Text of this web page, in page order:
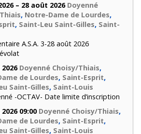
– 28 août 2026 Doyenné
, Notre-Dame de Lourdes,
, Saint-Leu Saint-Gilles, Saint-
A.S.A. 3-28 août 2026
Doyenné Choisy/Thiais,
de Lourdes, Saint-Esprit,
Saint-Gilles, Saint-Louis
-OCTAV- Date limite d’inscription
09:00 Doyenné Choisy/Thiais,
de Lourdes, Saint-Esprit,
Saint-Gilles, Saint-Louis